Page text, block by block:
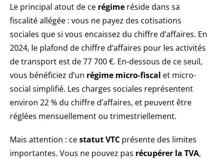
Le principal atout de ce régime réside dans sa
fiscalité allégée : vous ne payez des cotisations
sociales que si vous encaissez du chiffre d’affaires. En
2024, le plafond de chiffre d’affaires pour les activités
de transport est de 77 700 €. En-dessous de ce seuil,
vous bénéficiez d’un régime micro-fiscal et micro-
social simplifié. Les charges sociales représentent
environ 22 % du chiffre d’affaires, et peuvent être
réglées mensuellement ou trimestriellement.
Mais attention : cestatut VTC présente des limites
importantes. Vous ne pouvez pas récupérer la TVA,